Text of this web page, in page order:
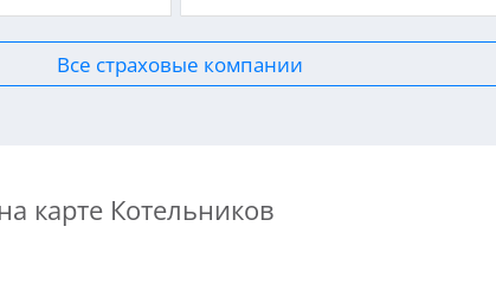
Все страховые компании
карте Котельников